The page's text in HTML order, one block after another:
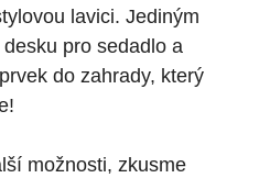
lavici. Jediným
pro sedadlo a
do zahrady, který
možnosti, zkusme